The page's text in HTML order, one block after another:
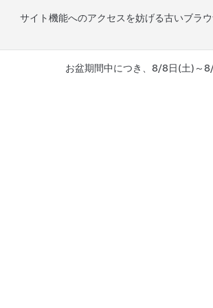
サイト機能へのアクセスを妨げる古いブラ
お盆期間中につき、8/8日(土)～